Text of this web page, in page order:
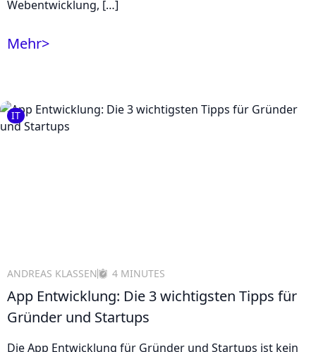
Webentwicklung, […]
Mehr>
IT
ANDREAS KLASSEN 4 MINUTES
App Entwicklung: Die 3 wichtigsten Tipps für
Gründer und Startups
Die App Entwicklung für Gründer und Startups ist kein